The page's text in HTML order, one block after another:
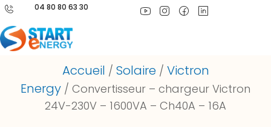
04 80 80 63 30
Accueil / Solaire/ Victron
Energy / Convertisseur – chargeur Victron
24V-230V – 1600VA – Ch40A – 16A